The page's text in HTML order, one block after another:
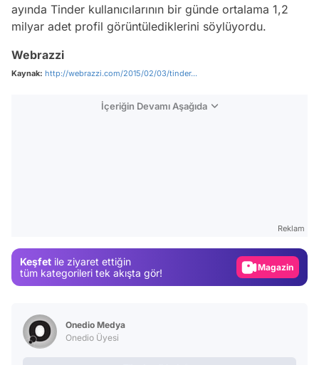
ayında Tinder kullanıcılarının bir günde ortalama 1,2
milyar adet profil görüntülediklerini söylüyordu.
Webrazzi
Kaynak: http://webrazzi.com/2015/02/03/tinder...
İçeriğin Devamı Aşağıda
Reklam
Keşfet ile ziyaret ettiğin
tüm kategorileri tek akışta gör!
Magazin
Onedio Medya
Onedio Üyesi